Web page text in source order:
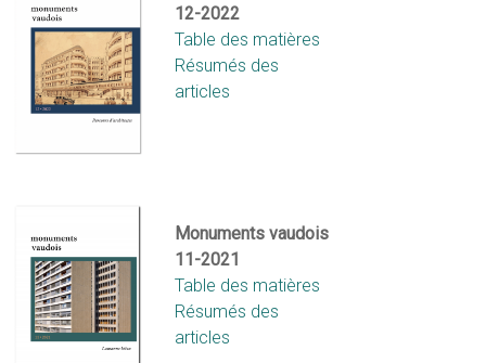
12-2022
Table des matières
Résumés des
articles
Monuments vaudois
11-2021
Table des matières
Résumés des
articles